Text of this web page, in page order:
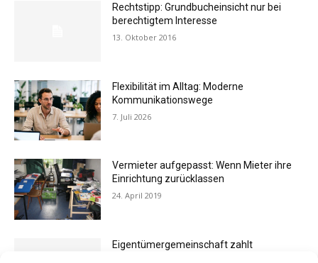
Rechtstipp: Grundbucheinsicht nur bei
berechtigtem Interesse
13. Oktober 2016
Flexibilität im Alltag: Moderne
Kommunikationswege
7. Juli 2026
Vermieter aufgepasst: Wenn Mieter ihre
Einrichtung zurücklassen
24. April 2019
Eigentümergemeinschaft zahlt